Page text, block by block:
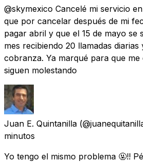
@skymexico Cancelé mi servicio
que por cancelar después de mi
pagar abril y que el 15 de mayo se
mes recibiendo 20 llamadas diarias
cobranza. Ya marqué para que me
siguen molestando
Juan E. Quintanilla
minutos
Yo tengo el mismo problema 🤬!!